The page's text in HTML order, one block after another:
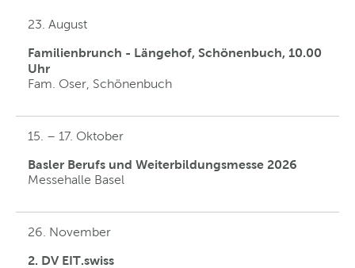
23. August
Familienbrunch - Längehof, Schönenbuch, 10.00
Uhr
Fam. Oser, Schönenbuch
15. – 17. Oktober
Basler Berufs und Weiterbildungsmesse 2026
Messehalle Basel
26. November
2. DV EIT.swiss